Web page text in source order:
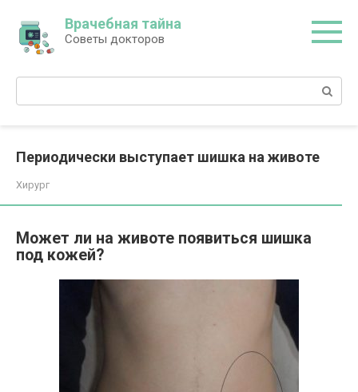
контенту
Врачебная тайна
Советы докторов
Поиск:
Периодически выступает шишка на животе
Хирург
Может ли на животе появиться шишка
под кожей?